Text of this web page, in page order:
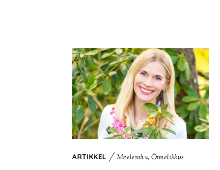
ARTIKKEL Meelerahu,Õnnelikkus